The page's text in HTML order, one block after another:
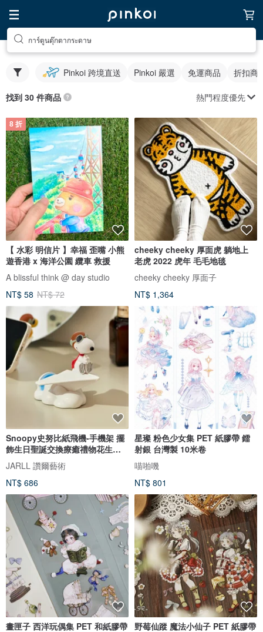
การ์ตูนตุ๊กตากระดาษ
Pinkoi 跨境直送 Pinkoi 嚴選 免運商品 折扣商
找到 30 件商品 熱門程度優先
8 折
【 水彩 明信片 】幸福 歪嘴 小熊
遊香港 x 海洋公園 纜車 救援
A blissful think @ day studio
NT$ 58 NT$ 72
cheeky cheeky 厚面虎 躺地上
老虎 2022 虎年 毛毛地毯
cheeky cheeky 厚面子
NT$ 1,364
Snoopy史努比紙飛機-手機架 擺
飾生日聖誕交換療癒禮物花生漫
畫
JARLL 讚爾藝術
NT$ 686
星璨 粉色少女集 PET 紙膠帶 鐳
射銀 台灣製 10米卷
喵啪嘰
NT$ 801
畫匣子 西洋玩偶集 PET 和紙膠帶
野莓仙蹤 魔法小仙子 PET 紙膠帶